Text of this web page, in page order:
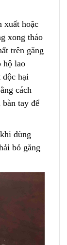
xuất hoặc
xong tháo
trên găng
hộ lao
độc hại
cách
tay để
dùng
bỏ găng